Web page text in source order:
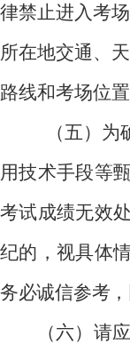
律禁止进入考
所在地交通、
路线和考场位
（五）
用技术手段等
考试成绩无效
纪的，视具体
务必诚信参考
（六）请